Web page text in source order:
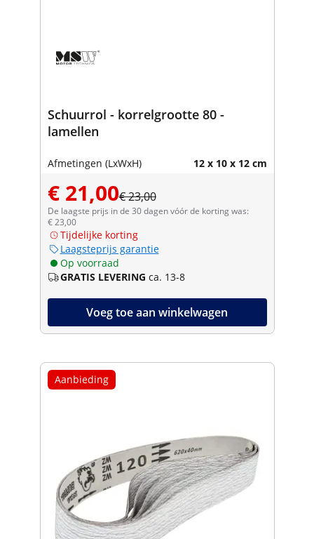
Schuurrol - korrelgrootte 80 -
lamellen
Afmetingen (LxWxH) 12 x 10 x 12 cm
€ 21,00€ 23,00
De laagste prijs in de 30 dagen vóór de korting was:
€ 23,00
Tijdelijke korting
Laagsteprijs garantie
Op voorraad
GRATIS LEVERING ca. 13-8
Voeg toe aan winkelwagen
Aanbieding